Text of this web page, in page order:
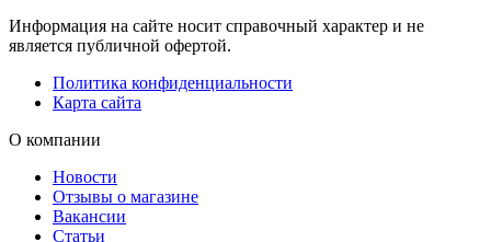
Информация на сайте носит справочный характер и не
является публичной офертой.
Политика конфиденциальности
Карта сайта
О компании
Новости
Отзывы о магазине
Вакансии
Статьи